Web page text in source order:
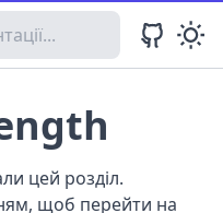
цей розділ.
щоб перейти на